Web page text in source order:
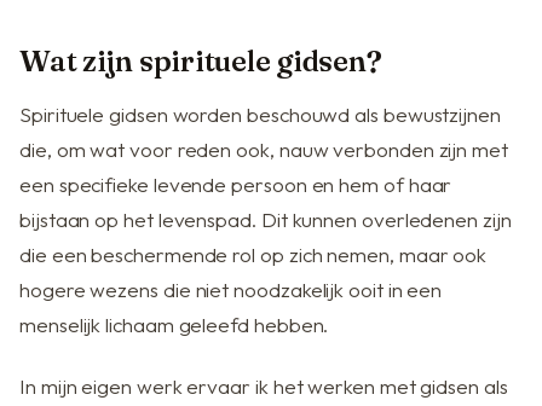
Wat zijn spirituele gidsen?
Spirituele gidsen worden beschouwd als bewustzijnen
die, om wat voor reden ook, nauw verbonden zijn met
een specifieke levende persoon en hem of haar
bijstaan op het levenspad. Dit kunnen overledenen zijn
die een beschermende rol op zich nemen, maar ook
hogere wezens die niet noodzakelijk ooit in een
menselijk lichaam geleefd hebben.
In mijn eigen werk ervaar ik het werken met gidsen als